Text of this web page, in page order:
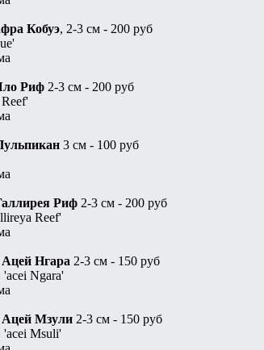
Кобуэ, 2-3 см - 200 руб
Риф 2-3 см - 200 руб
3 см - 100 руб
Риф 2-3 см - 200 руб
Reef'
Ацей Нгара 2-3 см - 150 руб
'acei Ngara'
Ацей Мзули 2-3 см - 150 руб
'acei Msuli'